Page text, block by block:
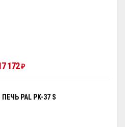
172₽
PAL PK-37 S